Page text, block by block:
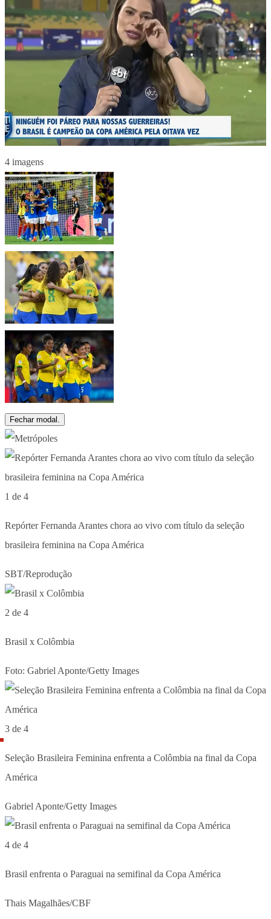
4 imagens
Fechar modal.
1 de 4
Repórter Fernanda Arantes chora ao vivo com título da seleção
brasileira feminina na Copa América
SBT/Reprodução
2 de 4
Brasil x Colômbia
Foto: Gabriel Aponte/Getty Images
3 de 4
Seleção Brasileira Feminina enfrenta a Colômbia na final da Copa
América
Gabriel Aponte/Getty Images
4 de 4
Brasil enfrenta o Paraguai na semifinal da Copa América
Thais Magalhães/CBF